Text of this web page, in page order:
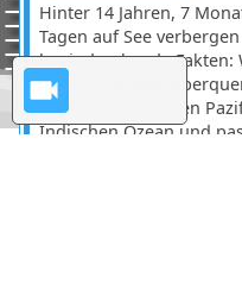
Hinter 14 Jahren, 7
Tagen auf See
beeindruckende Fakten:
rund 74 Länder,
Atlantik, einmal den
Indischen Ozean und